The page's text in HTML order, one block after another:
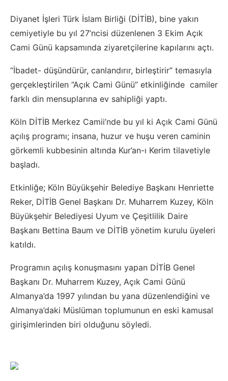
Diyanet İşleri Türk İslam Birliği (DİTİB), bine yakın
cemiyetiyle bu yıl 27’ncisi düzenlenen 3 Ekim Açık
Cami Günü kapsamında ziyaretçilerine kapılarını açtı.
“İbadet- düşündürür, canlandırır, birleştirir” temasıyla
gerçekleştirilen “Açık Cami Günü” etkinliğinde camiler
farklı din mensuplarına ev sahipliği yaptı.
Köln DİTİB Merkez Camii’nde bu yıl ki Açık Cami Günü
açılış programı; insana, huzur ve huşu veren caminin
görkemli kubbesinin altında Kur’an-ı Kerim tilavetiyle
başladı.
Etkinliğe; Köln Büyükşehir Belediye Başkanı Henriette
Reker, DİTİB Genel Başkanı Dr. Muharrem Kuzey, Köln
Büyükşehir Belediyesi Uyum ve Çeşitlilik Daire
Başkanı Bettina Baum ve DİTİB yönetim kurulu üyeleri
katıldı.
Programın açılış konuşmasını yapan DİTİB Genel
Başkanı Dr. Muharrem Kuzey, Açık Cami Günü
Almanya’da 1997 yılından bu yana düzenlendiğini ve
Almanya’daki Müslüman toplumunun en eski kamusal
girişimlerinden biri olduğunu söyledi.